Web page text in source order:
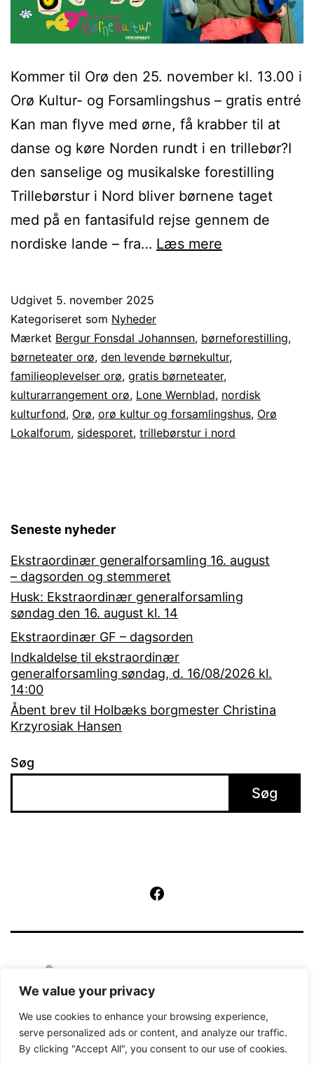
We value your privacy
We use cookies to enhance your browsing experience,
serve personalized ads or content, and analyze our traffic.
By clicking "Accept All", you consent to our use of cookies.
Kommer til Orø den 25. november kl. 13.00 i
Orø Kultur- og Forsamlingshus – gratis entré
Kan man flyve med ørne, få krabber til at
danse og køre Norden rundt i en trillebør?I
den sanselige og musikalske forestilling
Trillebørstur i Nord bliver børnene taget
med på en fantasifuld rejse gennem de
nordiske lande – fra… Læs mere
et
nordisk
eventyr
for
børn
Udgivet 5. november 2025
Kategoriseret som Nyheder
Mærket Bergur Fonsdal Johannsen, børneforestilling,
børneteater orø, den levende børnekultur,
familieoplevelser orø, gratis børneteater,
kulturarrangement orø, Lone Wernblad, nordisk
kulturfond, Orø, orø kultur og forsamlingshus, Orø
Lokalforum, sidesporet, trillebørstur i nord
Seneste nyheder
Ekstraordinær generalforsamling 16. august
– dagsorden og stemmeret
Husk: Ekstraordinær generalforsamling
søndag den 16. august kl. 14
Ekstraordinær GF – dagsorden
Indkaldelse til ekstraordinær
generalforsamling søndag, d. 16/08/2026 kl.
14:00
Åbent brev til Holbæks borgmester Christina
Krzyrosiak Hansen
Søg
Søg
Kører påWordPress .